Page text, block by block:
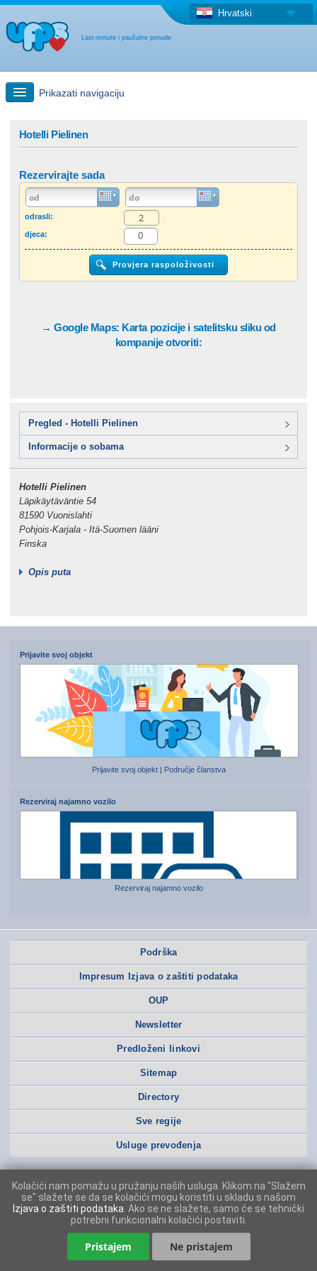
Last-minute i paušalne ponude
Hrvatski
Prikazati navigaciju
"Last Minute"ponuda + Paušalna ponuda
Druga država
Hotelli Pielinen
Rezervirajte sada
odrasli:
djeca:
→ Google Maps: Karta pozicije i satelitsku sliku od
kompanije otvoriti:
Pregled - Hotelli Pielinen
Informacije o sobama
Hotelli Pielinen
Läpikäytäväntie 54
81590 Vuonislahti
Pohjois-Karjala - Itä-Suomen lääni
Finska
Opis puta
Prijavite svoj objekt
Prijavite svoj objekt Područje članstva
Rezerviraj najamno vozilo
Rezerviraj najamno vozilo
Podrška
Impresum Izjava o zaštiti podataka
OUP
Newsletter
Predloženi linkovi
Sitemap
Directory
Sve regije
Usluge prevođenja
Kolačići nam pomažu u pružanju naših usluga. Klikom na "Slažem
se" slažete se da se kolačići mogu koristiti u skladu s našom
Izjava o zaštiti podataka . Ako se ne slažete, samo će se tehnički
potrebni funkcionalni kolačići postaviti.